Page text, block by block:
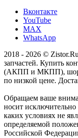
Вконтакте
YouTube
MAX
WhatsApp
2018 - 2026 ©
запчастей. Купить
(АКПП и МКПП), шорт
по низкой цене.
Обращаем ваше
носит
каких условиях не
определяемой
Российской